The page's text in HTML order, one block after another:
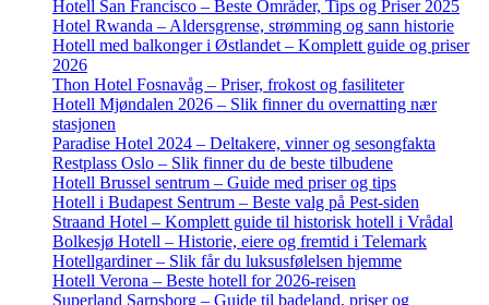
Hotell San Francisco – Beste Områder, Tips og Priser 2025
Hotel Rwanda – Aldersgrense, strømming og sann historie
Hotell med balkonger i Østlandet – Komplett guide og priser
2026
Thon Hotel Fosnavåg – Priser, frokost og fasiliteter
Hotell Mjøndalen 2026 – Slik finner du overnatting nær
stasjonen
Paradise Hotel 2024 – Deltakere, vinner og sesongfakta
Restplass Oslo – Slik finner du de beste tilbudene
Hotell Brussel sentrum – Guide med priser og tips
Hotell i Budapest Sentrum – Beste valg på Pest-siden
Straand Hotel – Komplett guide til historisk hotell i Vrådal
Bolkesjø Hotell – Historie, eiere og fremtid i Telemark
Hotellgardiner – Slik får du luksusfølelsen hjemme
Hotell Verona – Beste hotell for 2026-reisen
Superland Sarpsborg – Guide til badeland, priser og